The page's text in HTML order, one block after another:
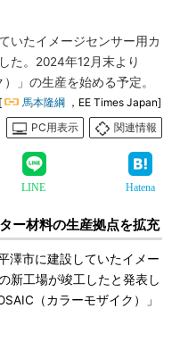
いたイメージセンサー用カ
た。2024年12月末より
」の生産を始める予定。
[ 馬本隆綱 ，EE Times Japan]
PC用表示
関連情報
LINE Hatena
ー材料の生産拠点を拡充
澤市に建設していたイメー
新工場が竣工したと発表し
（カラーモザイク）」